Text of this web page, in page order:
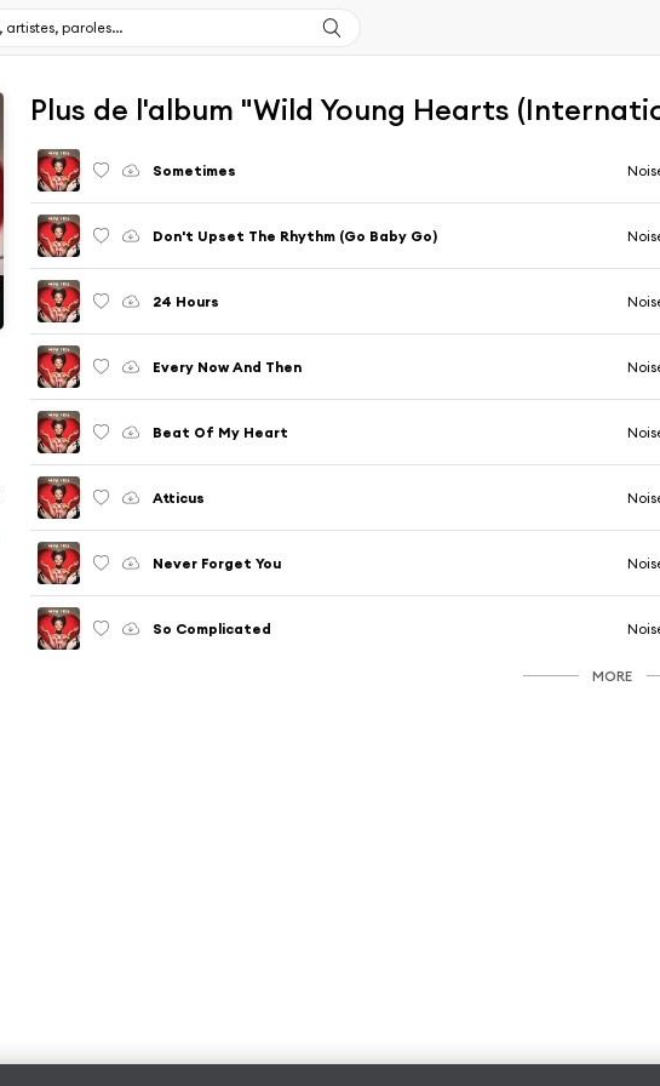
Plus de l'album "Wild Young Hearts
Sometimes
Don't Upset The Rhythm (Go Baby Go)
24 Hours
Every Now And Then
Beat Of My Heart
Atticus
Never Forget You
So Complicated
MORE